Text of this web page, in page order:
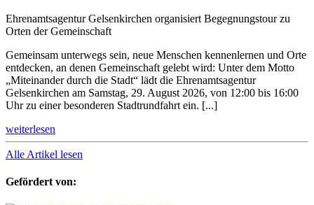
Ehrenamtsagentur Gelsenkirchen organisiert Begegnungstour zu
Orten der Gemeinschaft
Gemeinsam unterwegs sein, neue Menschen kennenlernen und Orte
entdecken, an denen Gemeinschaft gelebt wird: Unter dem Motto
„Miteinander durch die Stadt“ lädt die Ehrenamtsagentur
Gelsenkirchen am Samstag, 29. August 2026, von 12:00 bis 16:00
Uhr zu einer besonderen Stadtrundfahrt ein. [...]
weiterlesen
Alle Artikel lesen
Gefördert von: